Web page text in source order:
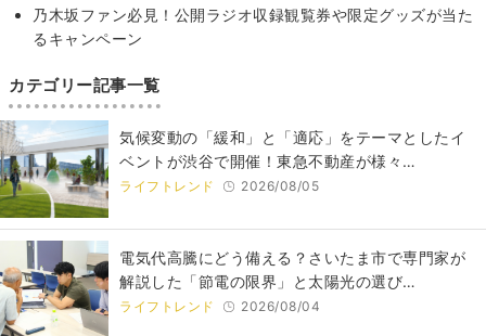
乃木坂ファン必見！公開ラジオ収録観覧券や限定グッズが当た
るキャンペーン
カテゴリー記事一覧
気候変動の「緩和」と「適応」をテーマとしたイ
ベントが渋谷で開催！東急不動産が様々…
ライフトレンド 2026/08/05
電気代高騰にどう備える？さいたま市で専門家が
解説した「節電の限界」と太陽光の選び…
ライフトレンド 2026/08/04